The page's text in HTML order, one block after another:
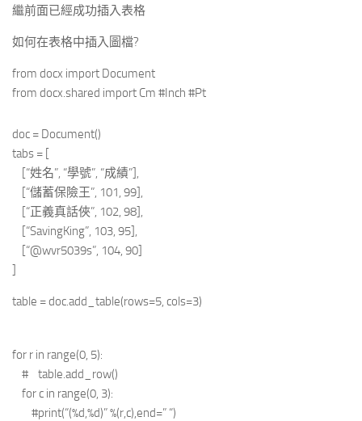
繼前面已經成功插入表格
如何在表格中插入圖檔?
from docx import Document
from docx.shared import Cm #Inch #Pt
doc = Document()
tabs = [
[“姓名”, “學號”, “成績”],
[“儲蓄保險王”, 101, 99],
[“正義真話俠”, 102, 98],
[“SavingKing”, 103, 95],
[“@wvr5039s”, 104, 90]
]
table = doc.add_table(rows=5, cols=3)
for r in range(0, 5):
# table.add_row()
for c in range(0, 3):
#print(“(%d,%d)” %(r,c),end=” “)